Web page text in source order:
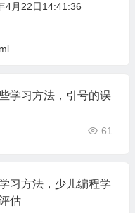
4月22日14:41:36
学习方法，引号的误
61
习方法，少儿编程学
估